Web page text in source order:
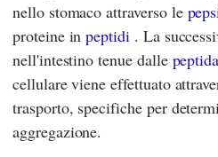
nello stomaco attraverso le
proteine inpeptidi. La
nell'intestino tenue dalle
cellulare viene effettuato
trasporto, specifiche per
aggregazione.